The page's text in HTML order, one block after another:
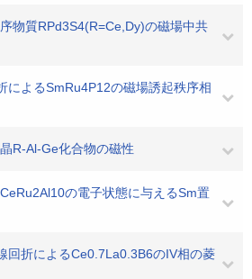
物質RPd3S4(R=Ce,Dy)の磁場中共
によるSmRu4P12の磁場誘起秩序相
R-Al-Ge化合物の磁性
の電子状態に与えるSm置
回折によるCe0.7La0.3B6のIV相の菱